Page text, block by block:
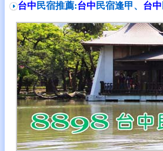
台中 民宿推薦:台中 民宿逢甲、 台中